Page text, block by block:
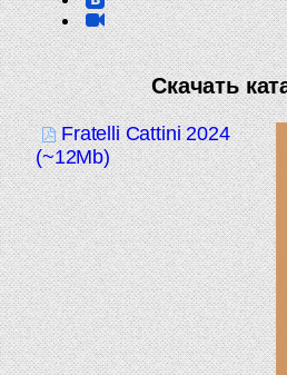
Скачать
Fratelli Cattini 2024
(~12Mb)